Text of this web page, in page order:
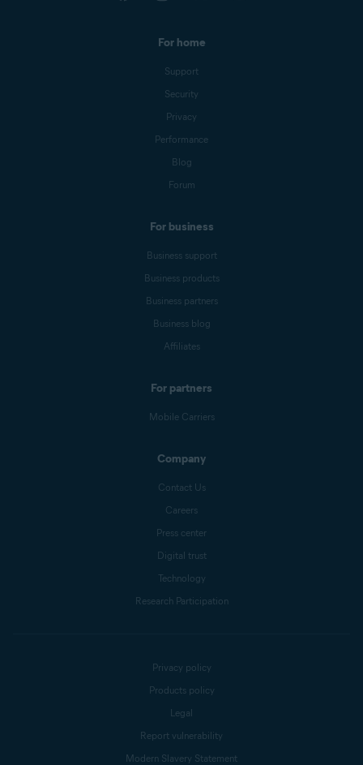
For home
Support
Security
Privacy
Performance
Blog
Forum
For business
Business support
Business products
Business partners
Business blog
Affiliates
For partners
Mobile Carriers
Company
Contact Us
Careers
Press center
Digital trust
Technology
Research Participation
Privacy policy
Products policy
Legal
Report vulnerability
Modern Slavery Statement